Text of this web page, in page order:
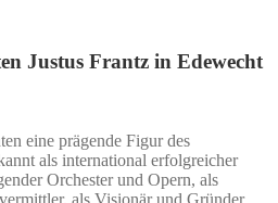
Justus Frantz in Edewecht
eine prägende Figur des
als international erfolgreicher
Orchester und Opern, als
als Visionär und Gründer